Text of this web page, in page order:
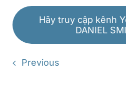
Hãy truy cập kênh
DANIEL
Previous